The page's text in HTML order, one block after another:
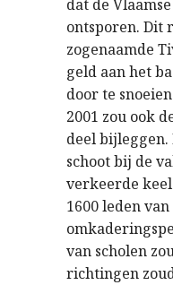
dat de
ontsporen. Dit
zogenaamde
geld aan het
door te
2001 zou ook
deel
schoot bij de
verkeerde
1600 leden
van scholen
richtingen